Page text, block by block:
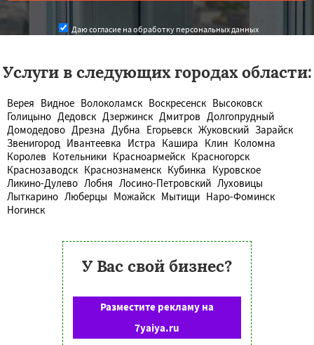
Даю согласие на обработку персональных данных
Услуги в следующих городах области:
Верея Видное Волоколамск Воскресенск Высоковск
Голицыно Дедовск Дзержинск Дмитров Долгопрудный
Домодедово Дрезна Дубна Егорьевск Жуковский Зарайск
Звенигород Ивантеевка Истра Кашира Клин Коломна
Королев Котельники Красноармейск Красногорск
Краснозаводск Краснознаменск Кубинка Куровское
Ликино-Дулево Лобня Лосино-Петровский Луховицы
Лыткарино Люберцы Можайск Мытищи Наро-Фоминск
Ногинск
У Вас свой бизнес?
Разместите рекламу на
7yaiya.ru